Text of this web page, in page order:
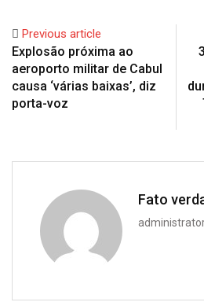
Previous article
Explosão próxima ao
aeroporto militar de Cabul
causa ‘várias baixas’, diz
porta-voz
Fato